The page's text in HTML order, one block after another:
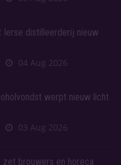
Ierse distilleerderij nieuw
04 Aug 2026
werpt nieuw licht
03 Aug 2026
brouwers en horeca